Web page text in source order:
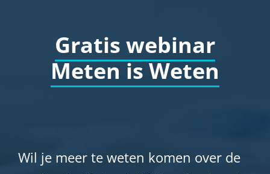
Gratis webinar
Meten is Weten
Wil je meer te weten komen over de